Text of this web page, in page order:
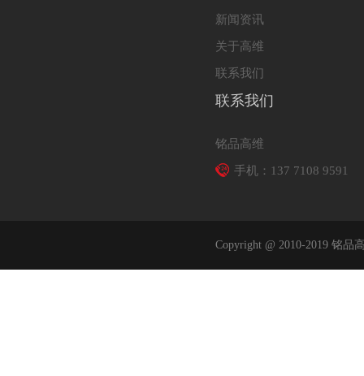
新闻资讯
关于高维
联系我们
联系我们
铭品高维
手机：137 7108 9591
Copyright @ 2010-2019 铭